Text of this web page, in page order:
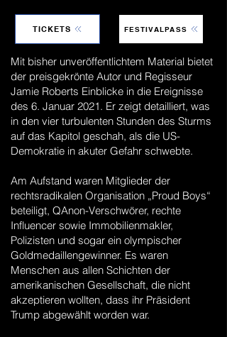
TICKETS FESTIVALPASS
Mit bisher unveröffentlichtem Material bietet
der preisgekrönte Autor und Regisseur
Jamie Roberts Einblicke in die Ereignisse
des 6. Januar 2021. Er zeigt detailliert, was
in den vier turbulenten Stunden des Sturms
auf das Kapitol geschah, als die US-
Demokratie in akuter Gefahr schwebte.
Am Aufstand waren Mitglieder der
rechtsradikalen Organisation „Proud Boys“
beteiligt, QAnon-Verschwörer, rechte
Influencer sowie Immobilienmakler,
Polizisten und sogar ein olympischer
Goldmedaillengewinner. Es waren
Menschen aus allen Schichten der
amerikanischen Gesellschaft, die nicht
akzeptieren wollten, dass ihr Präsident
Trump abgewählt worden war.